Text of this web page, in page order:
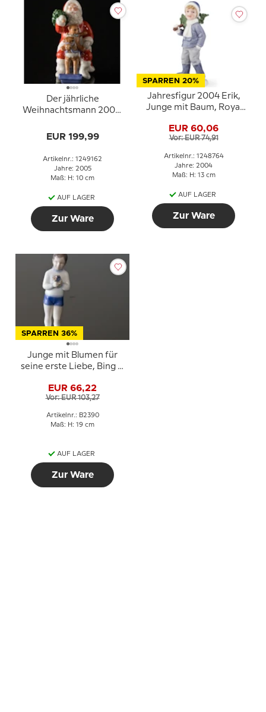
Der jährliche
Weihnachtsmann 2005,
auf dem Schaukelpferd,
EUR 199,99
Artikelnr.: 1249162
Jahre: 2005
Maß: H: 10 cm
AUF LAGER
Zur Ware
SPARREN 20%
Jahresfigur 2004 Erik,
Junge mit Baum, Royal
EUR 60,06
Vor: EUR 74,91
Artikelnr.: 1248764
Jahre: 2004
Maß: H: 13 cm
AUF LAGER
Zur Ware
SPARREN 36%
Junge mit Blumen für
seine erste Liebe, Bing &
EUR 66,22
Vor: EUR 103,27
Artikelnr.: B2390
Maß: H: 19 cm
AUF LAGER
Zur Ware